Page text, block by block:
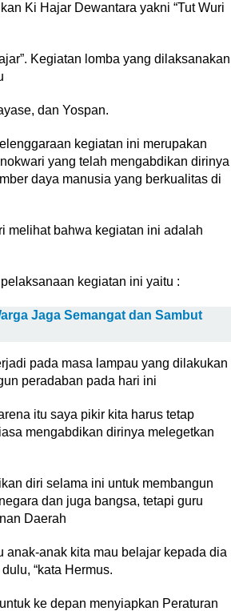
Ki Hajar Dewantara yakni “Tut Wuri
Kegiatan lomba yang dilaksanakan
dan Yospan.
kegiatan ini merupakan
yang telah mengabdikan dirinya
daya manusia yang berkualitas di
melihat bahwa kegiatan ini adalah
kegiatan ini yaitu :
Jaga Semangat dan Sambut
pada masa lampau yang dilakukan
peradaban pada hari ini
itu saya pikir kita harus tetap
mengabdikan dirinya melegetkan
diri selama ini untuk membangun
dan juga bangsa, tetapi guru
Daerah
anak-anak kita mau belajar kepada dia
“kata Hermus.
ke depan menyiapkan Peraturan